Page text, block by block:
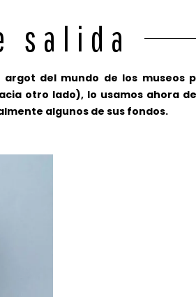
salida
del mundo de los museos
otro lado), lo usamos ahora
algunos de sus fondos.